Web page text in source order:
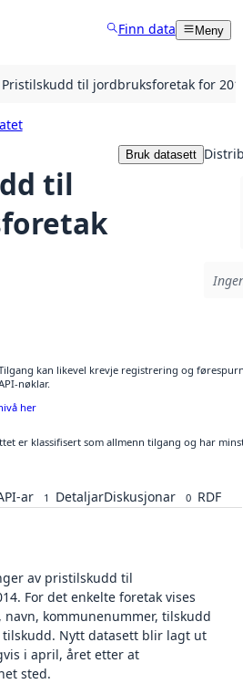
Finn data Meny
Pristilskudd til jordbruksforetak for
til
Bruk datasett
kan likevel krevje registrering og
nøklar.
her
er klassifisert som allmenn tilgang og har
ar 1 DetaljarDiskusjonar 0 RDF
av pristilskudd til
For det enkelte foretak vises
kommunenummer, tilskudd
Nytt datasett blir lagt ut
i april, året etter at
sted.